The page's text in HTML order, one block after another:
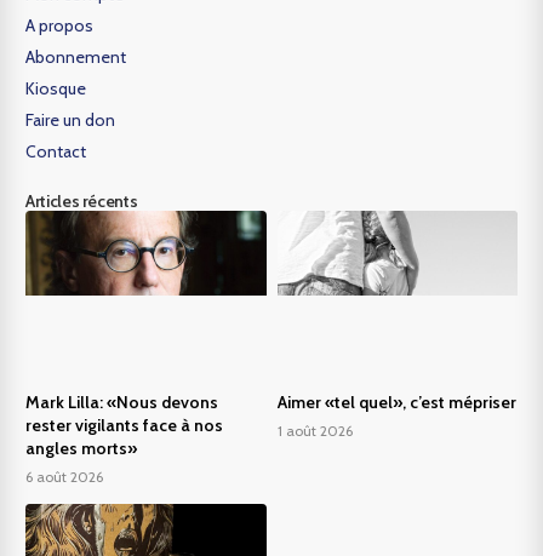
A propos
Abonnement
Kiosque
Faire un don
Contact
Articles récents
Mark Lilla: «Nous devons
rester vigilants face à nos
angles morts»
6 août 2026
Aimer «tel quel», c’est mépriser
1 août 2026